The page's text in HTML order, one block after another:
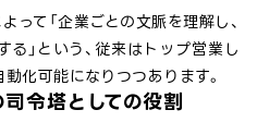
って「企業ごとの文脈を理解し、
」という、従来はトップ営業し
化可能になりつつあります。
令塔としての役割